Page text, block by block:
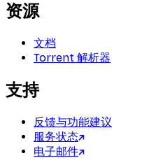
资源
文档
Torrent 解析器
支持
反馈与功能建议
服务状态
电子邮件